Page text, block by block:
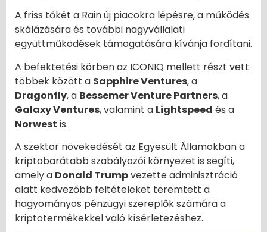
A friss tőkét a Rain új piacokra lépésre, a működés
skálázására és további nagyvállalati
együttműködések támogatására kívánja fordítani.
A befektetési körben az ICONIQ mellett részt vett
többek között a Sapphire Ventures, a
Dragonfly, a Bessemer Venture Partners, a
Galaxy Ventures, valamint a Lightspeed és a
Norwest is.
A szektor növekedését az Egyesült Államokban a
kriptobarátabb szabályozói környezet is segíti,
amely a Donald Trumpvezette adminisztráció
alatt kedvezőbb feltételeket teremtett a
hagyományos pénzügyi szereplők számára a
kriptotermékekkel való kísérletezéshez.